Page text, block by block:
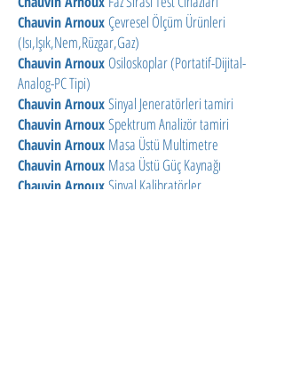
Chauvin Arnoux Çevresel Ölçüm Ürünleri
(Isı,Işık,Nem,Rüzgar,Gaz)
Chauvin Arnoux Osiloskoplar (Portatif-Dijital-
Analog-PC Tipi)
Chauvin ArnouxSinyal Jeneratörleri tamiri
Chauvin ArnouxSpektrum Analizör tamiri
Chauvin Arnoux Masa Üstü Multimetre
Chauvin Arnoux Masa Üstü Güç Kaynağı
Chauvin ArnouxSinyal Kalibratörler